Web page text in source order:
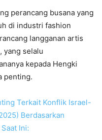
perancang busana yang
di industri fashion
langganan artis
yang selalu
kepada Hengki
penting.
Terkait Konflik Israel-
Berdasarkan
Ini: